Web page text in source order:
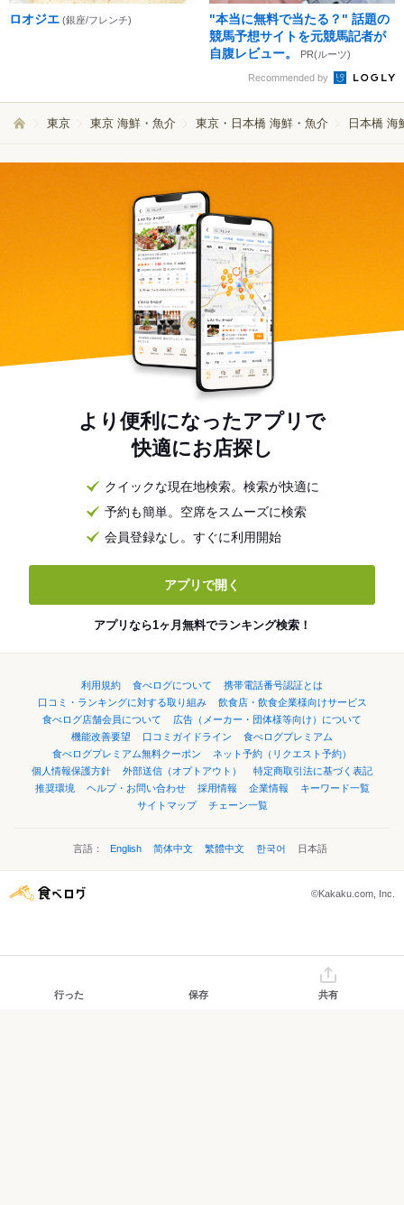
ロオジエ (銀座/フレンチ)
"本当に無料で当たる？" 話題の
競馬予想サイトを元競馬記者が
自腹レビュー。
PR(ルーツ)
Recommended by
東京 東京 海鮮・魚介 東京・日本橋 海鮮・魚介 日本橋 海
より便利になったアプリで
快適にお店探し
クイックな現在地検索。検索が快適に
予約も簡単。空席をスムーズに検索
会員登録なし。すぐに利用開始
アプリで開く
アプリなら1ヶ月無料でランキング検索！
利用規約 食べログについて
携帯電話番号認証とは
口コミ・ランキングに対する取り組み
飲食店・飲食企業様向けサービス
食べログ店舗会員について
広告（メーカー・団体様等向け）について
機能改善要望
口コミガイドライン
食べログプレミアム
食べログプレミアム無料クーポン
ネット予約（リクエスト予約）
個人情報保護方針
外部送信（オプトアウト）
特定商取引法に基づく表記
推奨環境
ヘルプ・お問い合わせ 採用情報 企業情報
キーワード一覧
サイトマップ
チェーン一覧
言語： English 简体中文 繁體中文 한국어 日本語
©Kakaku.com, Inc.
行った 保存 共有